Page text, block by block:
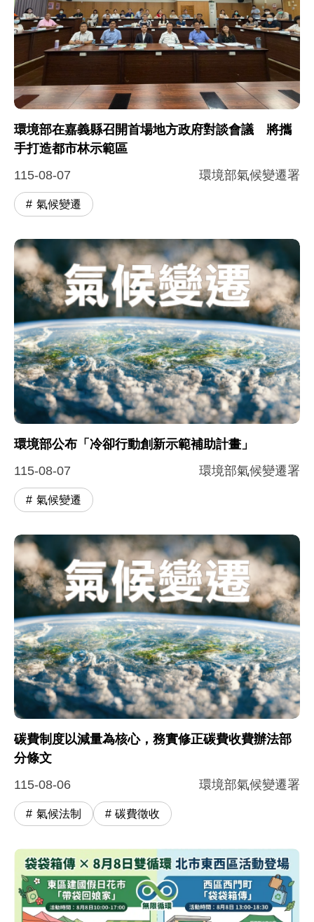
環境部在嘉義縣召開首場地方政府對談會議 將攜
手打造都市林示範區
115-08-07
環境部氣候變遷署
氣候變遷
環境部公布「冷卻行動創新示範補助計畫」
115-08-07
環境部氣候變遷署
氣候變遷
碳費制度以減量為核心，務實修正碳費收費辦法部
分條文
115-08-06
環境部氣候變遷署
氣候法制 碳費徵收